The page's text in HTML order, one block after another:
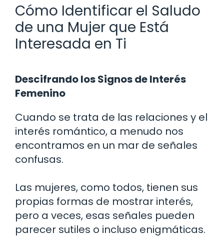
Cómo Identificar el Saludo
de una Mujer que Está
Interesada en Ti
Descifrando los Signos de Interés
Femenino
Cuando se trata de las relaciones y el
interés romántico, a menudo nos
encontramos en un mar de señales
confusas.
Las mujeres, como todos, tienen sus
propias formas de mostrar interés,
pero a veces, esas señales pueden
parecer sutiles o incluso enigmáticas.